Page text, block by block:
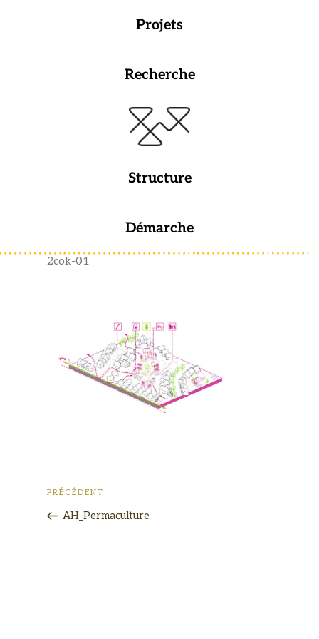
Projets
Recherche
Structure
Démarche
2cok-01
PRÉCÉDENT
AH_Permaculture